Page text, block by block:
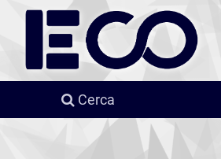
Cerca